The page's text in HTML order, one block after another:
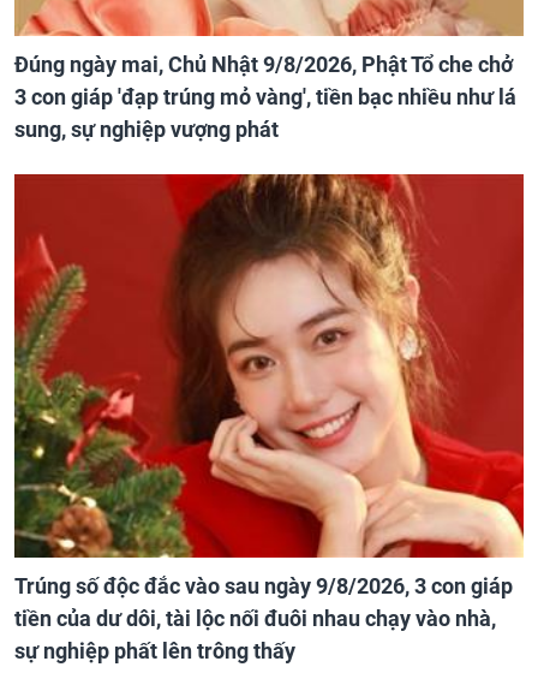
Đúng ngày mai, Chủ Nhật 9/8/2026, Phật Tổ che chở
3 con giáp 'đạp trúng mỏ vàng', tiền bạc nhiều như lá
sung, sự nghiệp vượng phát
Trúng số độc đắc vào sau ngày 9/8/2026, 3 con giáp
tiền của dư dôi, tài lộc nối đuôi nhau chạy vào nhà,
sự nghiệp phất lên trông thấy